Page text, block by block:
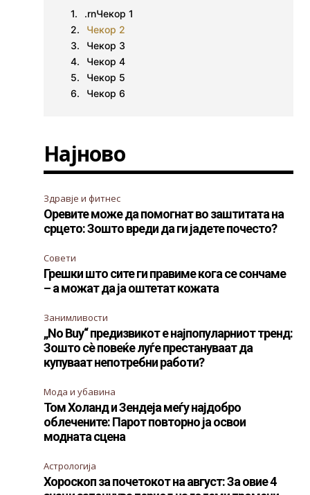
.rnЧекор 1
Чекор 2
Чекор 3
Чекор 4
Чекор 5
Чекор 6
Најново
Здравје и фитнес
Оревите може да помогнат во заштитата на
срцето: Зошто вреди да ги јадете почесто?
Совети
Грешки што сите ги правиме кога се сончаме
– а можат да ја оштетат кожата
Занимливости
„No Buy“ предизвикот е најпопуларниот тренд:
Зошто сè повеќе луѓе престануваат да
купуваат непотребни работи?
Мода и убавина
Том Холанд и Зендеја меѓу најдобро
облечените: Парот повторно ја освои
модната сцена
Астрологија
Хороскоп за почетокот на август: За овие 4